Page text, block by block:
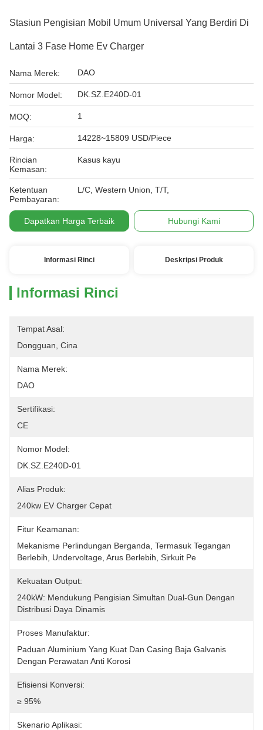
Stasiun Pengisian Mobil Umum Universal Yang Berdiri Di
Lantai 3 Fase Home Ev Charger
Nama Merek: DAO
Nomor Model: DK.SZ.E240D-01
MOQ: 1
Harga: 14228~15809 USD/Piece
Rincian
Kemasan:
Kasus kayu
Ketentuan
Pembayaran:
L/C, Western Union, T/T,
Dapatkan Harga Terbaik Hubungi Kami
Informasi Rinci Deskripsi Produk
Informasi Rinci
Tempat Asal:
Dongguan, Cina
Nama Merek:
DAO
Sertifikasi:
CE
Nomor Model:
DK.SZ.E240D-01
Alias ​​Produk:
240kw EV Charger Cepat
Fitur Keamanan:
Mekanisme Perlindungan Berganda, Termasuk Tegangan
Berlebih, Undervoltage, Arus Berlebih, Sirkuit Pe
Kekuatan Output:
240kW: Mendukung Pengisian Simultan Dual-Gun Dengan
Distribusi Daya Dinamis
Proses Manufaktur:
Paduan Aluminium Yang Kuat Dan Casing Baja Galvanis
Dengan Perawatan Anti Korosi
Efisiensi Konversi:
≥ 95%
Skenario Aplikasi: